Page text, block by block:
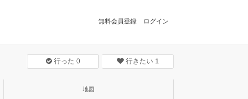
無料会員登録 ログイン
行った 0 行きたい 1
地図